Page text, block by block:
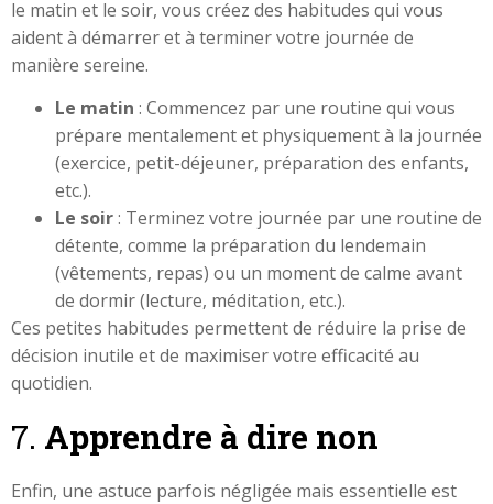
le matin et le soir, vous créez des habitudes qui vous
aident à démarrer et à terminer votre journée de
manière sereine.
Le matin : Commencez par une routine qui vous
prépare mentalement et physiquement à la journée
(exercice, petit-déjeuner, préparation des enfants,
etc.).
Le soir: Terminez votre journée par une routine de
détente, comme la préparation du lendemain
(vêtements, repas) ou un moment de calme avant
de dormir (lecture, méditation, etc.).
Ces petites habitudes permettent de réduire la prise de
décision inutile et de maximiser votre efficacité au
quotidien.
7. Apprendre à dire non
Enfin, une astuce parfois négligée mais essentielle est